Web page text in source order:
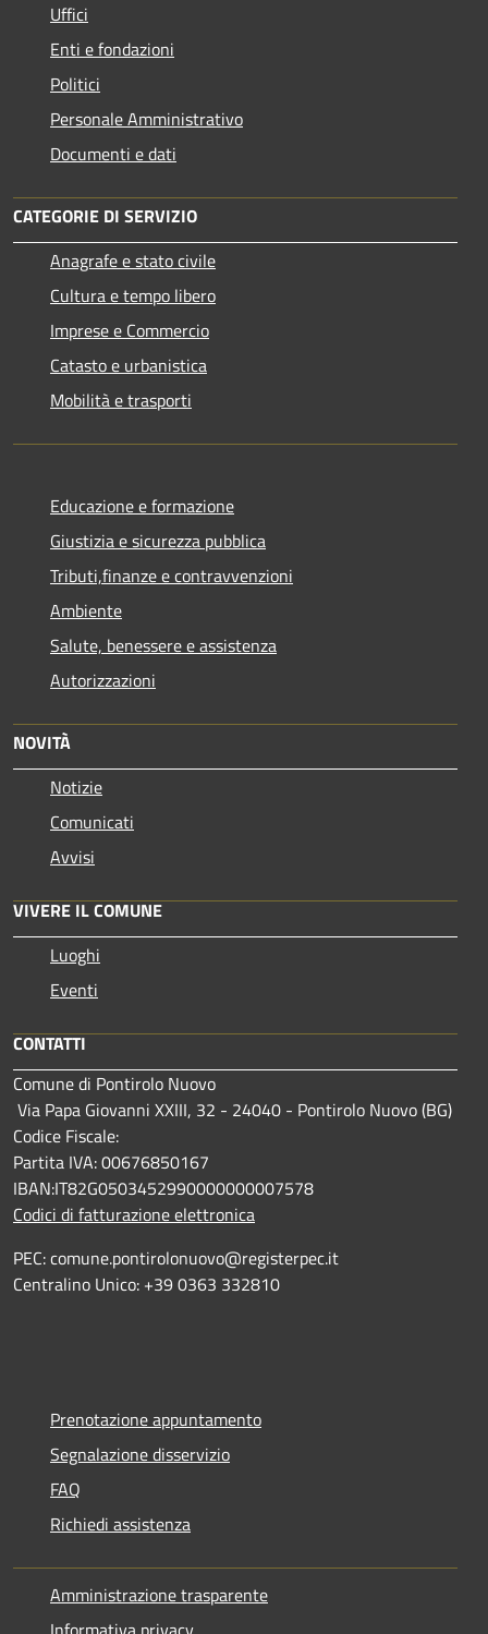
Uffici
Enti e fondazioni
Politici
Personale Amministrativo
Documenti e dati
CATEGORIE DI SERVIZIO
Anagrafe e stato civile
Cultura e tempo libero
Imprese e Commercio
Catasto e urbanistica
Mobilità e trasporti
Educazione e formazione
Giustizia e sicurezza pubblica
Tributi,finanze e contravvenzioni
Ambiente
Salute, benessere e assistenza
Autorizzazioni
NOVITÀ
Notizie
Comunicati
Avvisi
VIVERE IL COMUNE
Luoghi
Eventi
CONTATTI
Comune di Pontirolo Nuovo
Via Papa Giovanni XXIII, 32 - 24040 - Pontirolo Nuovo (BG)
Codice Fiscale:
Partita IVA: 00676850167
IBAN:IT82G0503452990000000007578
Codici di fatturazione elettronica
PEC: comune.pontirolonuovo@registerpec.it
Centralino Unico: +39 0363 332810
Prenotazione appuntamento
Segnalazione disservizio
FAQ
Richiedi assistenza
Amministrazione trasparente